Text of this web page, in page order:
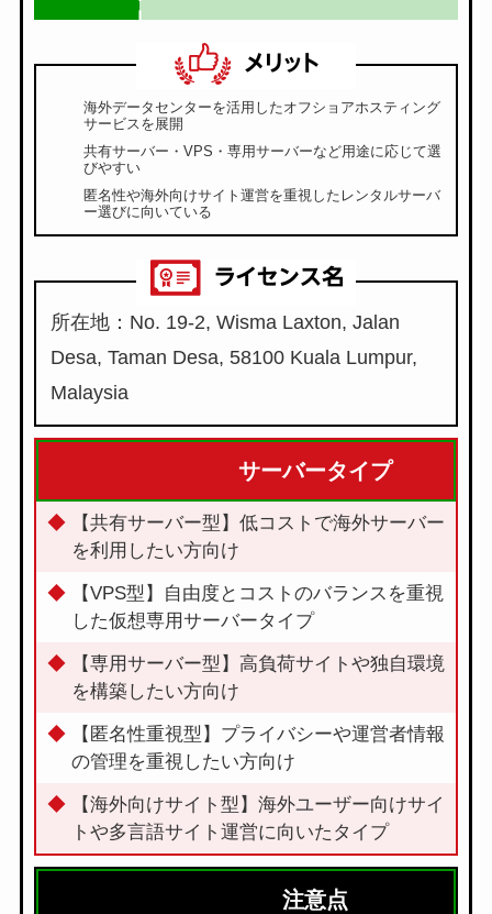
海外データセンターを活用したオフショアホスティング
サービスを展開
共有サーバー・VPS・専用サーバーなど用途に応じて選
びやすい
匿名性や海外向けサイト運営を重視したレンタルサーバ
ー選びに向いている
所在地：No. 19-2, Wisma Laxton, Jalan
Desa, Taman Desa, 58100 Kuala Lumpur,
Malaysia
サーバータイプ
【共有サーバー型】低コストで海外サーバー
を利用したい方向け
【VPS型】自由度とコストのバランスを重視
した仮想専用サーバータイプ
【専用サーバー型】高負荷サイトや独自環境
を構築したい方向け
【匿名性重視型】プライバシーや運営者情報
の管理を重視したい方向け
【海外向けサイト型】海外ユーザー向けサイ
トや多言語サイト運営に向いたタイプ
注意点